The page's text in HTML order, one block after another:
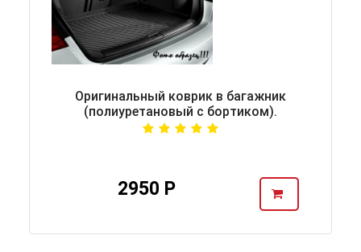
Оригинальный коврик в багажник
(полиуретановый с бортиком).
2950 Р